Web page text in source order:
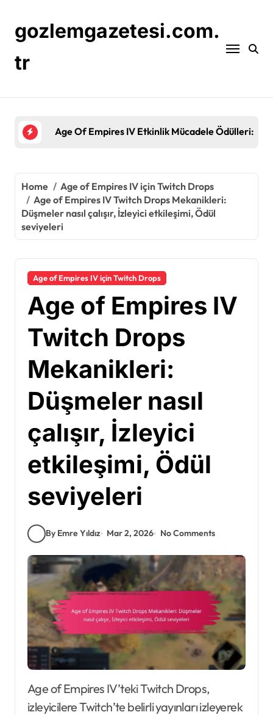
contentgozlemgazetesi.com.
tr
Age Of Empires IV Etkinlik Mücadele Ödülleri:
Home
Age of Empires IV için Twitch Drops
Age of Empires IV Twitch Drops Mekanikleri:
Düşmeler nasıl çalışır, İzleyici etkileşimi, Ödül
seviyeleri
Age of Empires IV için Twitch Drops
Age of Empires IV
Twitch Drops
Mekanikleri:
Düşmeler nasıl
çalışır, İzleyici
etkileşimi, Ödül
seviyeleri
By Emre Yıldız Mar 2, 2026 No Comments
Age of Empires IV’teki Twitch Drops,
izleyicilere Twitch’te belirli yayınları izleyerek